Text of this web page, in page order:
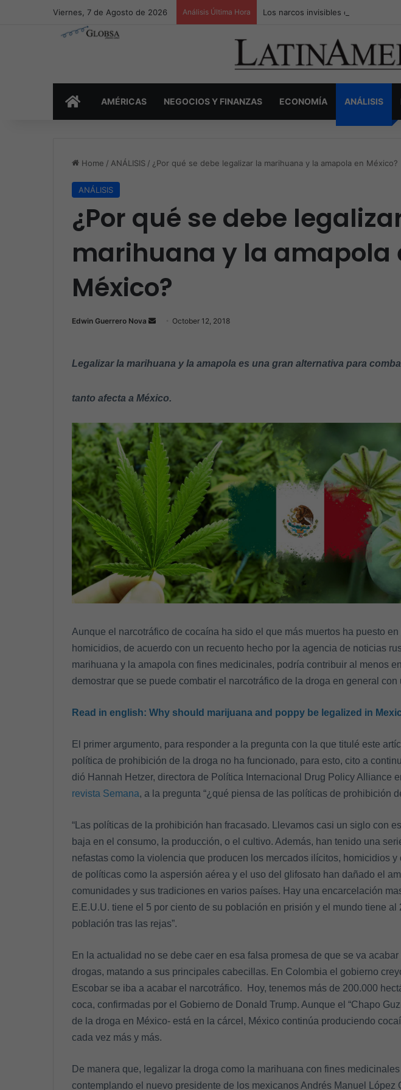
Viernes, 7 de Agosto de 2026 Análisis Última Hora Los narcos invisibles de Colombia:
INICIOAMÉRICAS NEGOCIOS Y FINANZAS ECONOMÍA ANÁLISIS
Home / ANÁLISIS / ¿Por qué se debe legalizar la marihuana y la amapola en México?
ANÁLISIS
¿Por qué se debe
marihuana y la amapola
México?
Edwin Guerrero Nova
d
n
m
a
October 12, 2018
Legalizar la marihuana y la amapola es una gran alternativa para
tanto afecta a México.
Aunque el narcotráfico de cocaína ha sido el que más muertos ha puesto
homicidios, de acuerdo con un recuento hecho por la agencia de noticias
marihuana y la amapola con fines medicinales, podría contribuir al menos
demostrar que se puede combatir el narcotráfico de la droga en general con
Read in english: Why should marijuana and poppy be legalized in
El primer argumento, para responder a la pregunta con la que titulé este
política de prohibición de la droga no ha funcionado, para esto, cito a
dió Hannah Hetzer, directora de Política Internacional Drug Policy Alliance
revista Semana, a la pregunta “¿qué piensa de las políticas de prohibición
“Las políticas de la prohibición han fracasado. Llevamos casi un siglo con
baja en el consumo, la producción, o el cultivo. Además, han tenido una
nefastas como la violencia que producen los mercados ilícitos, homicidios y
de políticas como la aspersión aérea y el uso del glifosato han dañado el
comunidades y sus tradiciones en varios países. Hay una encarcelación
E.E.U.U. tiene el 5 por ciento de su población en prisión y el mundo tiene al
población tras las rejas”.
En la actualidad no se debe caer en esa falsa promesa de que se va
drogas, matando a sus principales cabecillas. En Colombia el gobierno
Escobar se iba a acabar el narcotráfico. Hoy, tenemos más de 200.000
coca, confirmadas por el Gobierno de Donald Trump. Aunque el “Chapo
de la droga en México- está en la cárcel, México continúa produciendo
cada vez más y más.
De manera que, legalizar la droga como la marihuana con fines
contemplando el nuevo presidente de los mexicanos Andrés Manuel López